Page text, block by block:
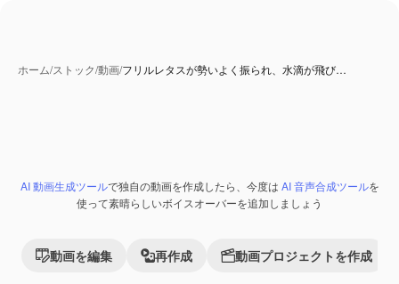
ホーム/ストック/動画/フリルレタスが勢いよく振られ、水滴が飛び…
Premium
AI 動画生成ツールで独自の動画を作成したら、今度は AI 音声合成ツールを
使って素晴らしいボイスオーバーを追加しましょう
動画を編集 再作成 動画プロジェクトを作成